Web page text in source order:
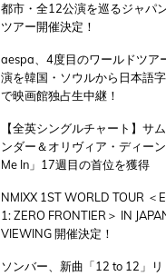
都市・全12公演を巡るジャパ
ツアー開催決定！
aespa、4度目のワールドツア
演を韓国・ソウルから日本語
で映画館独占生中継！
【全英シングルチャート】サ
ンダー＆オリヴィア・ディー
Me In」17週目の首位を獲得
NMIXX 1ST WORLD TOUR ＜
1: ZERO FRONTIER＞ IN
VIEWING 開催決定！
ソンバー、新曲「12 to 12」リ